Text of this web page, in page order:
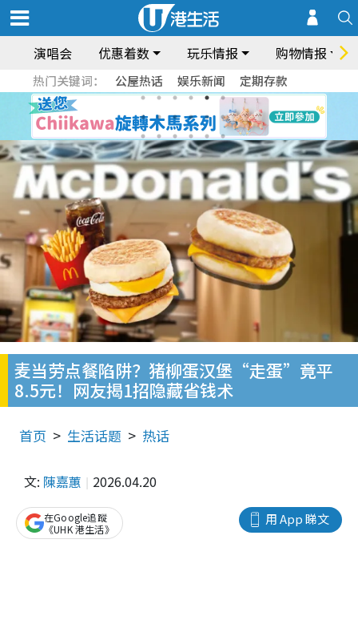
演唱会 优惠着数 玩乐情报 购物情报
热门关键词： 公屋热话 娱乐新闻 定期存款
麦当劳点餐陷阱？猪柳蛋汉堡“走蛋”竟平
8.5元！网友揭1招隐藏省钱术
首页 生活话题 热话
文: 陳嘉蕙 2026.04.20
用 App 睇文
在Google追蹤
《UHK 港生活》